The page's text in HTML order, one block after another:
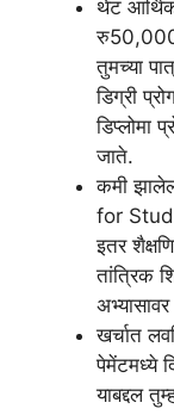
थेट
रु50,000
तुमच्या
डिग्री
डिप्लोमा
जाते.
कमी
for
इतर
तांत्रिक
खर्चात
पेमेंटमध्ये
याबद्दल